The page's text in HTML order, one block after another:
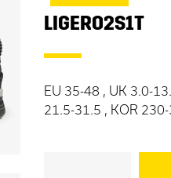
LIGERO2S1T
EU 35-48 , UK 3.0-
21.5-31.5 , KOR